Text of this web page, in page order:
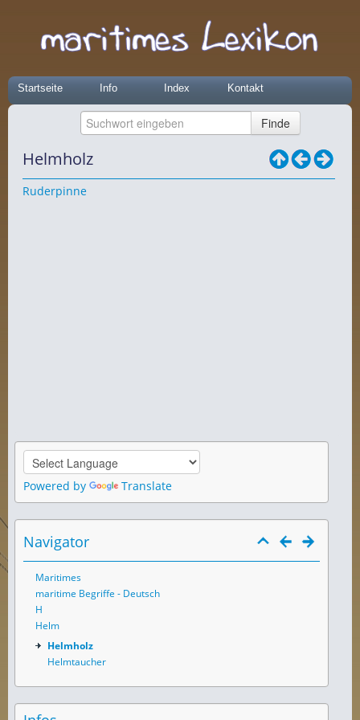
Startseite Info Index Kontakt
Helmholz
Ruderpinne
Powered by Translate
Navigator
Maritimes
maritime Begriffe - Deutsch
H
Helm
Helmholz
Helmtaucher